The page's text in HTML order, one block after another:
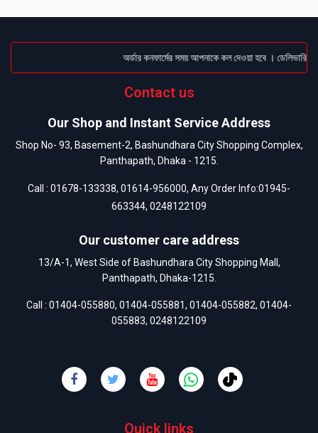
অর্ডার কনফার্মের সময় আপনাকে কল দেওয়া হবে । ডেলিভারি
Contact us
Our Shop and Instant Service Address
Shop No- 93, Basement-2, Bashundhara City Shopping Complex,
Panthapath, Dhaka - 1215.
Call : 01678-133338, 01614-956000, Any Order Info:01945-
663344, 0248122109
Our customer care address
13/A-1, West Side of Bashundhara City Shopping Mall,
Panthapath, Dhaka-1215.
Call : 01404-055880, 01404-055881, 01404-055882, 01404-
055883, 0248122109
Quick links